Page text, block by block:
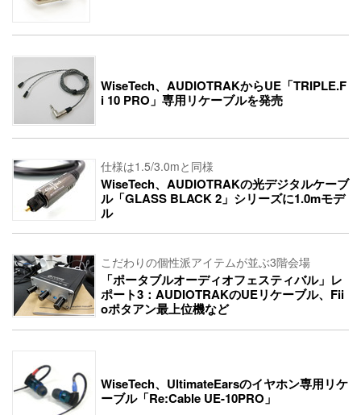
WiseTech、AUDIOTRAKからUE「TRIPLE.F
i 10 PRO」専用リケーブルを発売
仕様は1.5/3.0mと同様
WiseTech、AUDIOTRAKの光デジタルケーブ
ル「GLASS BLACK 2」シリーズに1.0mモデ
ル
こだわりの個性派アイテムが並ぶ3階会場
「ポータブルオーディオフェスティバル」レ
ポート3：AUDIOTRAKのUEリケーブル、Fii
oポタアン最上位機など
WiseTech、UltimateEarsのイヤホン専用リケ
ーブル「Re:Cable UE-10PRO」